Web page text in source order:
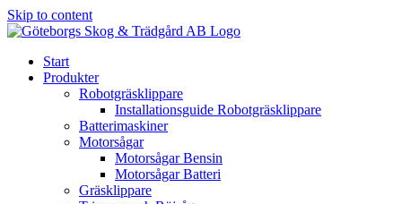
Skip to content
Start
Produkter
Robotgräsklippare
Installationsguide Robotgräsklippare
Batterimaskiner
Motorsågar
Motorsågar Bensin
Motorsågar Batteri
Gräsklippare